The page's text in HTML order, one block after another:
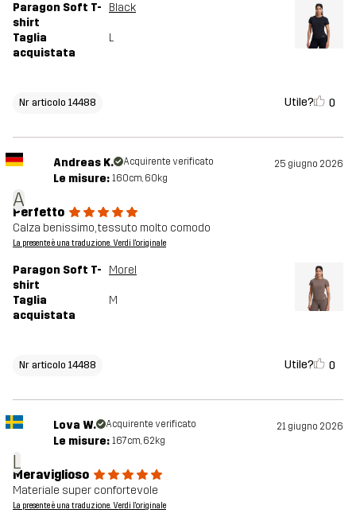
Paragon Soft T-
shirt
Black
Taglia
acquistata
L
Nr articolo 14488 Utile? 0
A
Andreas K. Acquirente verificato 25 giugno 2026
Le misure: 160cm, 60kg
Perfetto
Calza benissimo, tessuto molto comodo
La presente è una traduzione. Verdi l'originale
Paragon Soft T-
shirt
Morel
Taglia
acquistata
M
Nr articolo 14488 Utile? 0
L
Lova W. Acquirente verificato 21 giugno 2026
Le misure: 167cm, 62kg
Meraviglioso
Materiale super confortevole
La presente è una traduzione. Verdi l'originale